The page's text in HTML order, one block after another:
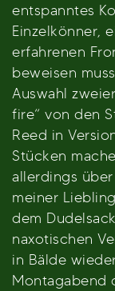
entspanntes
Einzelkönner,
erfahrenen
beweisen
Auswahl
fire“ von den
Reed in
Stücken
allerdings
meiner
dem
naxotischen
in Bälde
Montagabend